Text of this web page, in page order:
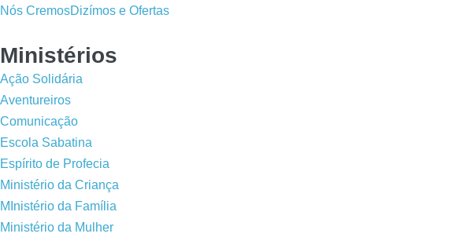
Nós CremosDizímos e Ofertas
Ministérios
Ação Solidária
Aventureiros
Comunicação
Escola Sabatina
Espírito de Profecia
Ministério da Criança
MInistério da Família
Ministério da Mulher